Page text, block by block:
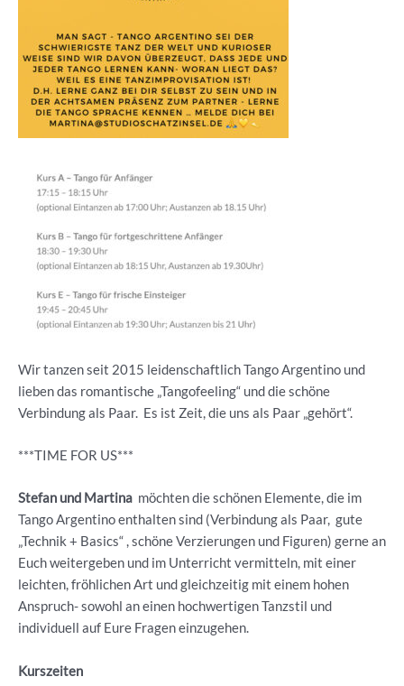
Wir tanzen seit 2015 leidenschaftlich Tango Argentino und
lieben das romantische „Tangofeeling“ und die schöne
Verbindung als Paar. Es ist Zeit, die uns als Paar „gehört“.
***TIME FOR US***
Stefan und Martina möchten die schönen Elemente, die im
Tango Argentino enthalten sind (Verbindung als Paar, gute
„Technik + Basics“ , schöne Verzierungen und Figuren) gerne an
Euch weitergeben und im Unterricht vermitteln, mit einer
leichten, fröhlichen Art und gleichzeitig mit einem hohen
Anspruch- sowohl an einen hochwertigen Tanzstil und
individuell auf Eure Fragen einzugehen.
Kurszeiten